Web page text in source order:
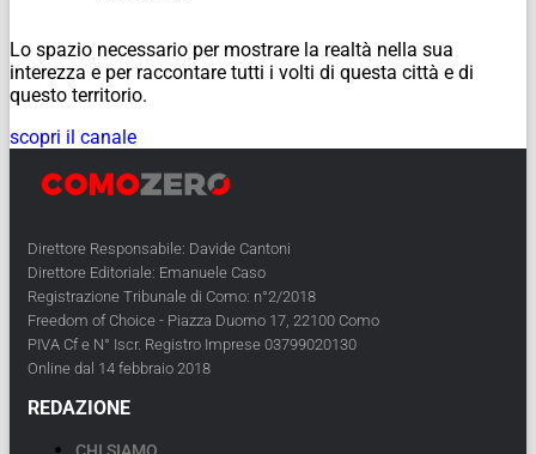
Lo spazio necessario per mostrare la realtà nella sua
interezza e per raccontare tutti i volti di questa città e di
questo territorio.
scopri il canale
Direttore Responsabile: Davide Cantoni
Direttore Editoriale: Emanuele Caso
Registrazione Tribunale di Como: n°2/2018
Freedom of Choice - Piazza Duomo 17, 22100 Como
PIVA Cf e N° Iscr. Registro Imprese 03799020130
Online dal 14 febbraio 2018
REDAZIONE
CHI SIAMO